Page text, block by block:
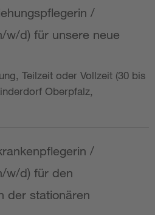
/
w/d) für unsere neue
Teilzeit oder Vollzeit (30 bis
Oberpfalz,
/
w/d) für den
der stationären